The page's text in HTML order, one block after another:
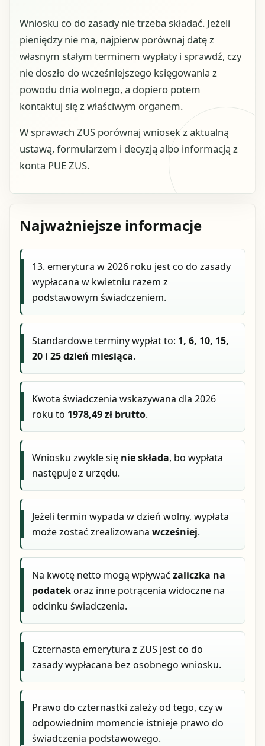
Wniosku co do zasady nie trzeba składać. Jeżeli
pieniędzy nie ma, najpierw porównaj datę z
własnym stałym terminem wypłaty i sprawdź, czy
nie doszło do wcześniejszego księgowania z
powodu dnia wolnego, a dopiero potem
kontaktuj się z właściwym organem.
W sprawach ZUS porównaj wniosek z aktualną
ustawą, formularzem i decyzją albo informacją z
konta PUE ZUS.
Najważniejsze informacje
13. emerytura w 2026 roku jest co do zasady
wypłacana w kwietniu razem z
podstawowym świadczeniem.
Standardowe terminy wypłat to: 1, 6, 10, 15,
20 i 25 dzień miesiąca.
Kwota świadczenia wskazywana dla 2026
roku to 1978,49 zł brutto.
Wniosku zwykle się nie składa, bo wypłata
następuje z urzędu.
Jeżeli termin wypada w dzień wolny, wypłata
może zostać zrealizowanawcześniej.
Na kwotę netto mogą wpływaćzaliczka na
podatekoraz inne potrącenia widoczne na
odcinku świadczenia.
Czternasta emerytura z ZUS jest co do
zasady wypłacana bez osobnego wniosku.
Prawo do czternastki zależy od tego, czy w
odpowiednim momencie istnieje prawo do
świadczenia podstawowego.